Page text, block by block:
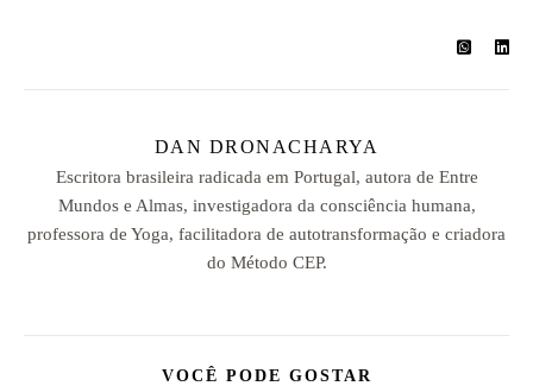
DAN DRONACHARYA
Escritora brasileira radicada em Portugal, autora de Entre
Mundos e Almas, investigadora da consciência humana,
professora de Yoga, facilitadora de autotransformação e criadora
do Método CEP.
VOCÊ PODE GOSTAR